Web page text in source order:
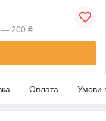
— 200 ₴
Оплата Умови